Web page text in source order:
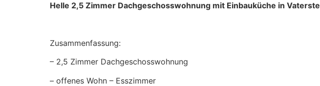
Helle 2,5 Zimmer Dachgeschosswohnung mit Einbauküche in
Zusammenfassung:
– 2,5 Zimmer Dachgeschosswohnung
– offenes Wohn – Esszimmer